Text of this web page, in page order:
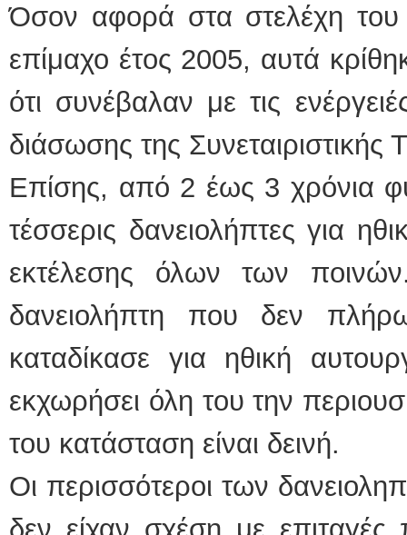
Όσον αφορά στα στελέχη
επίμαχο έτος 2005, αυτά
ότι συνέβαλαν με τις
διάσωσης της Συνεταιριστικής
Επίσης, από 2 έως 3 χρόνια
τέσσερις δανειολήπτες για
εκτέλεσης όλων των
δανειολήπτη που δεν
καταδίκασε για ηθική
εκχωρήσει όλη του την
του κατάσταση είναι δεινή.
Οι περισσότεροι των